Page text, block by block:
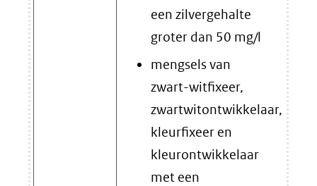
een zilvergehalte
groter dan 50 mg/l
mengsels van
zwart-witfixeer,
zwartwitontwikkelaar,
kleurfixeer en
kleurontwikkelaar
met een